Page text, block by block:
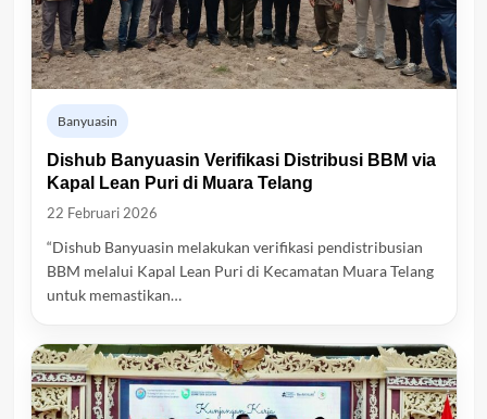
Banyuasin
Dishub Banyuasin Verifikasi Distribusi BBM via
Kapal Lean Puri di Muara Telang
22 Februari 2026
“Dishub Banyuasin melakukan verifikasi pendistribusian
BBM melalui Kapal Lean Puri di Kecamatan Muara Telang
untuk memastikan…